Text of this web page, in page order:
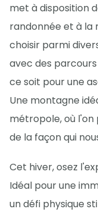
met à disposition
randonnée et à la
choisir parmi
avec des
ce soit pour une
Une montagne
métropole, où
de la façon qui
Cet hiver, osez
Idéal pour une
un défi physique